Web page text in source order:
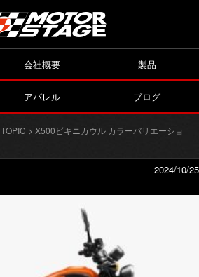
会社概要 製品
アパレル ブログ
TOPIC > X500ビキニカウル カラーバリエーショ
2024/10/25